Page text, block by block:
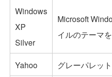
Windows
XP
Silver
Microsoft
イルのテーマ
Yahoo
グレーパレッ